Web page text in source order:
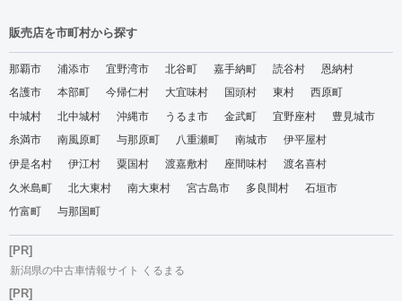
販売店を市町村から探す
那覇市 浦添市 宜野湾市 北谷町 嘉手納町 読谷村
恩納村
名護市
本部町 今帰仁村 大宜味村 国頭村 東村
西原町
中城村
北中城村 沖縄市 うるま市 金武町 宜野座村
豊見城市
糸満市
南風原町 与那原町 八重瀬町 南城市
伊平屋村
伊是名村
伊江村 粟国村 渡嘉敷村 座間味村
渡名喜村
久米島町
北大東村 南大東村 宮古島市 多良間村
石垣市
竹富町
与那国町
[PR]
新潟県の中古車情報サイト くるまる
[PR]